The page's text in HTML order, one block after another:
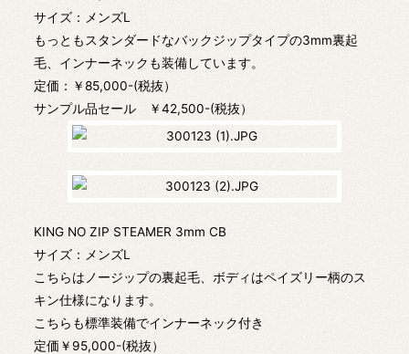
サイズ：メンズL
もっともスタンダードなバックジップタイプの3mm裏起
毛、インナーネックも装備しています。
定価：￥85,000-(税抜）
サンプル品セール ￥42,500-(税抜）
KING NO ZIP STEAMER 3mm CB
サイズ：メンズL
こちらはノージップの裏起毛、ボディはペイズリー柄のス
キン仕様になります。
こちらも標準装備でインナーネック付き
定価￥95,000-(税抜）